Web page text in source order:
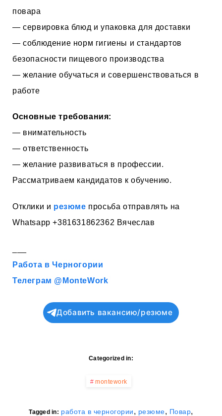
повара
— сервировка блюд и упаковка для доставки
— соблюдение норм гигиены и стандартов
безопасности пищевого производства
— желание обучаться и совершенствоваться в
работе
Основные требования:
— внимательность
— ответственность
— желание развиваться в профессии.
Рассматриваем кандидатов к обучению.
Отклики и резюме просьба отправлять на
Whatsapp +381631862362 Вячеслав
Работа в Черногории
Телеграм @MonteWork
Добавить вакансию/резюме
Categorized in:
montework
Tagged in: работа в черногории, резюме, Повар,